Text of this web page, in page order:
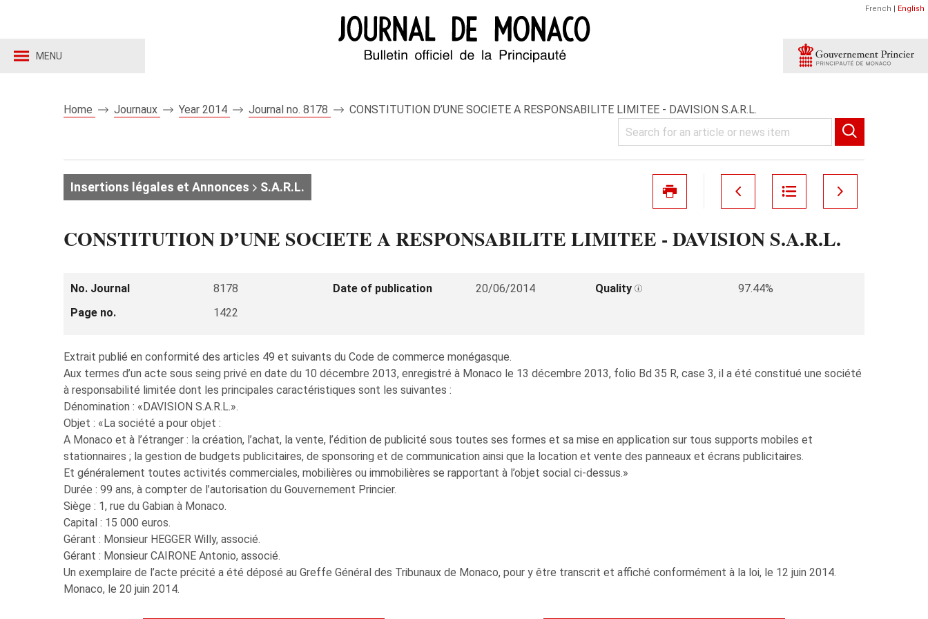
MENU
French | English
Home Journaux Year 2014 Journal no. 8178 CONSTITUTION D’UNE SOCIETE A RESPONSABILITE LIMITEE - DAVISION S.A.R.L.
Insertions légales et Annonces S.A.R.L.
CONSTITUTION D’UNE SOCIETE A RESPONSABILITE LIMITEE - DAVISION S.A.R.L.
No. Journal 8178 Date of publication 20/06/2014 Quality
97.44%
Page no.
1422
Extrait publié en conformité des articles 49 et suivants du Code de commerce monégasque.
Aux termes d’un acte sous seing privé en date du 10 décembre 2013, enregistré à Monaco le 13 décembre 2013, folio Bd 35 R, case 3, il a été constitué une société
à responsabilité limitée dont les principales caractéristiques sont les suivantes :
Dénomination : «DAVISION S.A.R.L.».
Objet : «La société a pour objet :
A Monaco et à l’étranger : la création, l’achat, la vente, l’édition de publicité sous toutes ses formes et sa mise en application sur tous supports mobiles et
stationnaires ; la gestion de budgets publicitaires, de sponsoring et de communication ainsi que la location et vente des panneaux et écrans publicitaires.
Et généralement toutes activités commerciales, mobilières ou immobilières se rapportant à l’objet social ci-dessus.»
Durée : 99 ans, à compter de l’autorisation du Gouvernement Princier.
Siège : 1, rue du Gabian à Monaco.
Capital : 15 000 euros.
Gérant : Monsieur HEGGER Willy, associé.
Gérant : Monsieur CAIRONE Antonio, associé.
Un exemplaire de l’acte précité a été déposé au Greffe Général des Tribunaux de Monaco, pour y être transcrit et affiché conformément à la loi, le 12 juin 2014.
Monaco, le 20 juin 2014.